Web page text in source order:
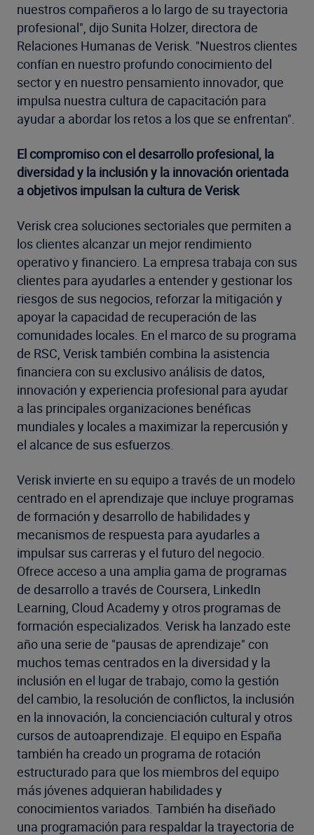
nuestros compañeros a lo largo de su trayectoria
profesional", dijo Sunita Holzer, directora de
Relaciones Humanas de Verisk. "Nuestros clientes
confían en nuestro profundo conocimiento del
sector y en nuestro pensamiento innovador, que
impulsa nuestra cultura de capacitación para
ayudar a abordar los retos a los que se enfrentan".
El compromiso con el desarrollo profesional, la
diversidad y la inclusión y la innovación orientada
a objetivos impulsan la cultura de Verisk
Verisk crea soluciones sectoriales que permiten a
los clientes alcanzar un mejor rendimiento
operativo y financiero. La empresa trabaja con sus
clientes para ayudarles a entender y gestionar los
riesgos de sus negocios, reforzar la mitigación y
apoyar la capacidad de recuperación de las
comunidades locales. En el marco de su programa
de RSC, Verisk también combina la asistencia
financiera con su exclusivo análisis de datos,
innovación y experiencia profesional para ayudar
a las principales organizaciones benéficas
mundiales y locales a maximizar la repercusión y
el alcance de sus esfuerzos.
Verisk invierte en su equipo a través de un modelo
centrado en el aprendizaje que incluye programas
de formación y desarrollo de habilidades y
mecanismos de respuesta para ayudarles a
impulsar sus carreras y el futuro del negocio.
Ofrece acceso a una amplia gama de programas
de desarrollo a través de Coursera, LinkedIn
Learning, Cloud Academy y otros programas de
formación especializados. Verisk ha lanzado este
año una serie de "pausas de aprendizaje" con
muchos temas centrados en la diversidad y la
inclusión en el lugar de trabajo, como la gestión
del cambio, la resolución de conflictos, la inclusión
en la innovación, la concienciación cultural y otros
cursos de autoaprendizaje. El equipo en España
también ha creado un programa de rotación
estructurado para que los miembros del equipo
más jóvenes adquieran habilidades y
conocimientos variados. También ha diseñado
una programación para respaldar la trayectoria de